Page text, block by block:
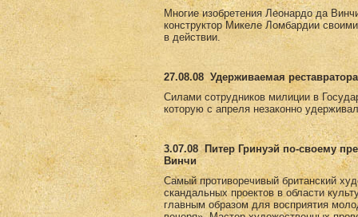
Многие изобретения Леонардо да
конструктор Микеле Ломбардии
в действии.
27.08.08 Удерживаемая
Силами сотрудников милиции в
которую с апреля незаконно
3.07.08
Питер Гринуэй по-своему
Винчи
Самый противоречивый британский
скандальных проектов в области
главным образом для восприятия